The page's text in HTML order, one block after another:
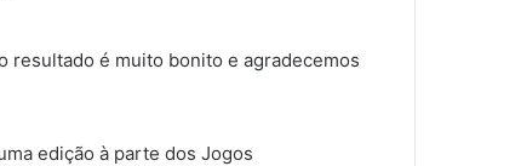
resultado é muito bonito e agradecemos
edição à parte dos Jogos